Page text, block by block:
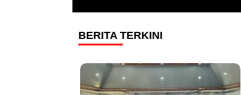
BERITA TERKINI